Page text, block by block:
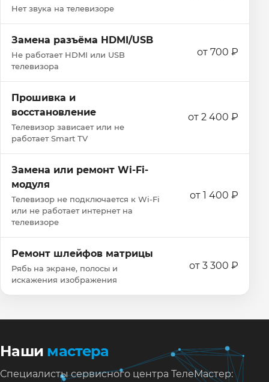
Нет звука на телевизоре
Замена разъёма HDMI/USB
Не работает HDMI или USB
телевизора
от 700 ₽
Прошивка и
восстановление
Телевизор зависает или не
работает Smart TV
от 2 400 ₽
Замена или ремонт Wi‑Fi-
модуля
Телевизор не подключается к Wi‑Fi
или не работает интернет на
телевизоре
от 1 400 ₽
Ремонт шлейфов матрицы
Рябь на экране, полосы и
искажения изображения
от 3 300 ₽
Наши мастера
Специалисты сервисного центра ТелеМастер: